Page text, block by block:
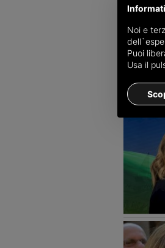
Noi e
Puoi
Usa il